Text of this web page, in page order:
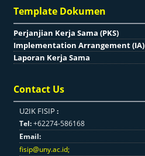
Template Dokumen
Perjanjian Kerja Sama (PKS)
Implementation Arrangement (IA)
Laporan Kerja Sama
Contact Us
U2IK FISIP :
Tel:+62274-586168
Email:
fisip@uny.ac.id;